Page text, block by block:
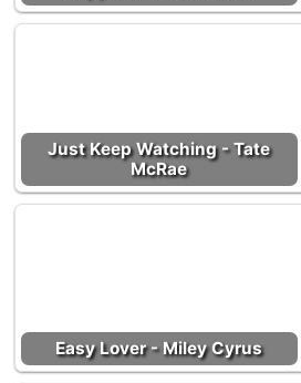
Just Keep Watching - Tate
McRae
Easy Lover - Miley Cyrus